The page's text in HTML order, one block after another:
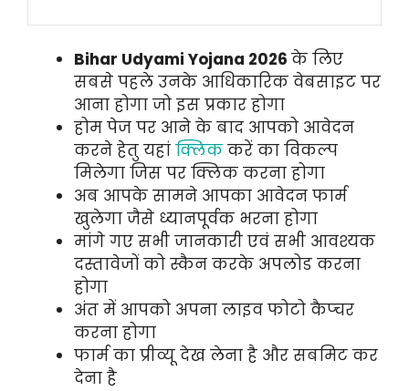
Bihar Udyami Yojana 2026 के लिए
सबसे पहले उनके आधिकारिक वेबसाइट पर
आना होगा जो इस प्रकार होगा
होम पेज पर आने के बाद आपको आवेदन
करने हेतु यहां क्लिक करें का विकल्प
मिलेगा जिस पर क्लिक करना होगा
अब आपके सामने आपका आवेदन फार्म
खुलेगा जैसे ध्यानपूर्वक भरना होगा
मांगे गए सभी जानकारी एवं सभी आवश्यक
दस्तावेजों को स्कैन करके अपलोड करना
होगा
अंत में आपको अपना लाइव फोटो कैप्चर
करना होगा
फार्म का प्रीव्यू देख लेना है और सबमिट कर
देना है